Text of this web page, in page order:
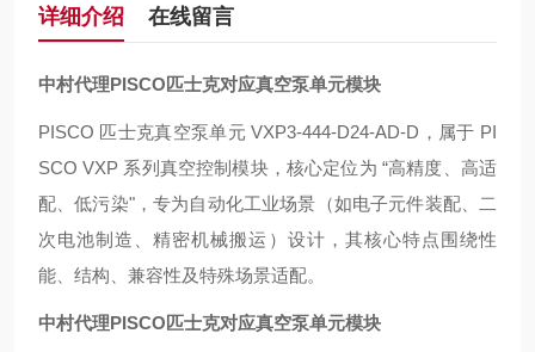
详细介绍 在线留言
中村代理PISCO匹士克对应真空泵单元模块
PISCO 匹士克真空泵单元 VXP3-444-D24-AD-D，属于 PI
SCO VXP 系列真空控制模块，核心定位为 “高精度、高适
配、低污染"，专为自动化工业场景（如电子元件装配、二
次电池制造、精密机械搬运）设计，其核心特点围绕性
能、结构、兼容性及特殊场景适配。
中村代理PISCO匹士克对应真空泵单元模块